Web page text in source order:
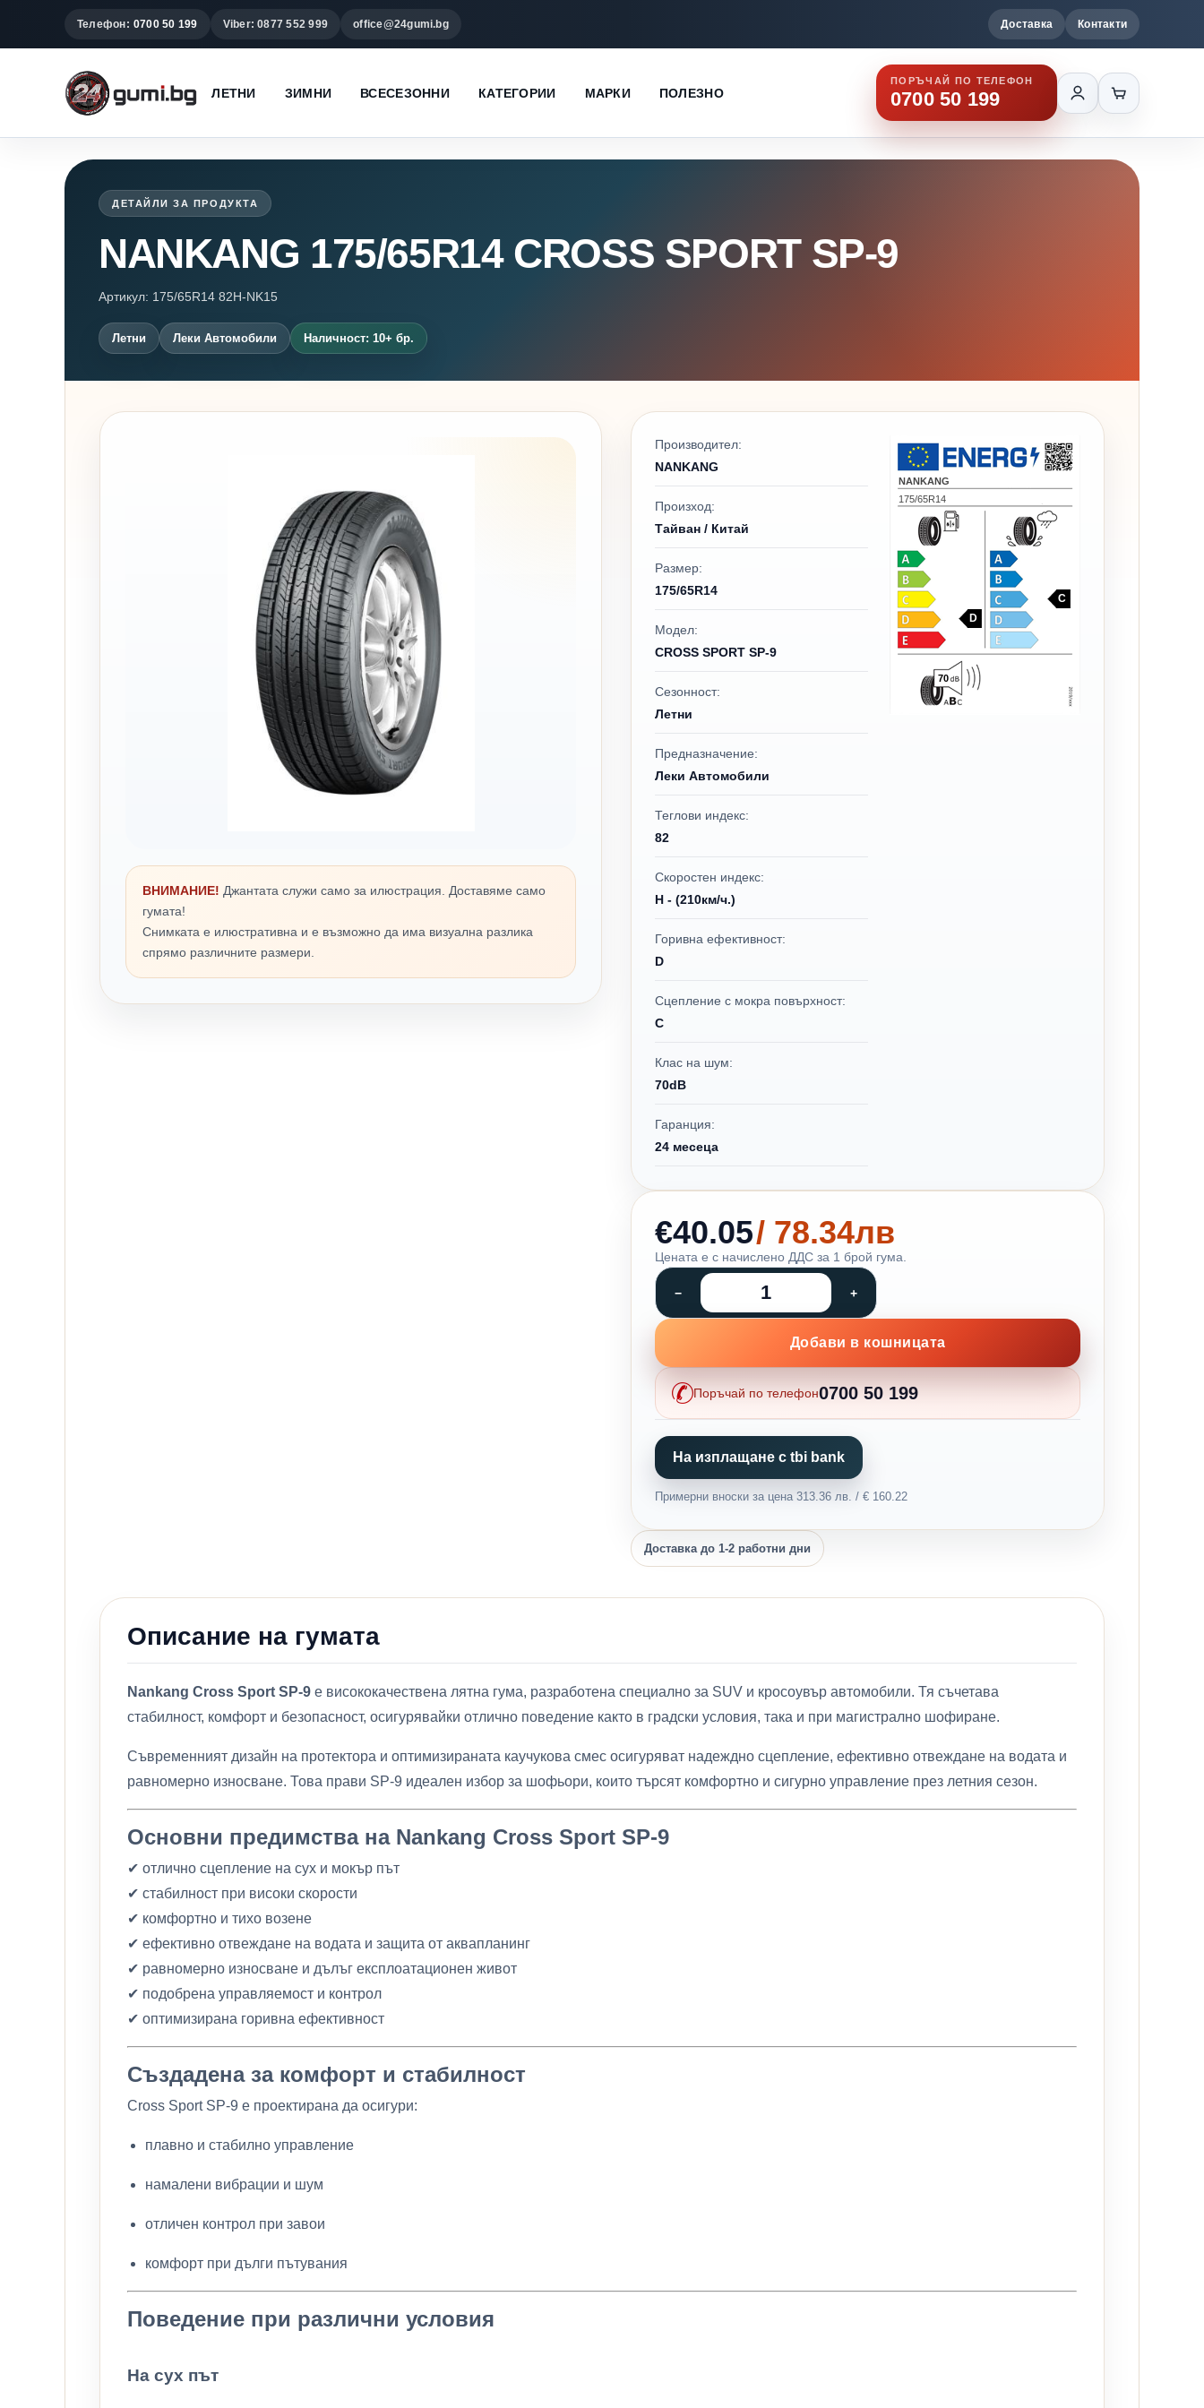
Телефон: 0700 50 199 Viber: 0877 552 999 office@24gumi.bg Доставка Контакти
ЛЕТНИ ЗИМНИ ВСЕСЕЗОННИ КАТЕГОРИИ МАРКИ ПОЛЕЗНО
ПОРЪЧАЙ ПО ТЕЛЕФОН
0700 50 199
ДЕТАЙЛИ ЗА ПРОДУКТА
NANKANG 175/65R14 CROSS SPORT SP-9
Артикул: 175/65R14 82H-NK15
Летни Леки Автомобили Наличност: 10+ бр.
ВНИМАНИЕ! Джантата служи само за илюстрация. Доставяме само
гумата!
Снимката е илюстративна и е възможно да има визуална разлика
спрямо различните размери.
Производител:
NANKANG
Произход:
Тайван / Китай
Размер:
175/65R14
Модел:
CROSS SPORT SP-9
Сезонност:
Летни
Предназначение:
Леки Автомобили
Теглови индекс:
82
Скоростен индекс:
H - (210км/ч.)
Горивна ефективност:
D
Сцепление с мокра повърхност:
C
Клас на шум:
70dB
Гаранция:
24 месеца
NANKANG
175/65R14
D
C
70
€40.05/ 78.34лв
Цената е с начислено ДДС за 1 брой гума.
Добави в кошницата
Поръчай по телефон0700 50 199
На изплащане с tbi bank
Примерни вноски за цена 313.36 лв. / € 160.22
Доставка до 1-2 работни дни
Описание на гумата
Nankang Cross Sport SP-9 е висококачествена лятна гума, разработена специално за SUV и кросоувър автомобили. Тя съчетава
стабилност, комфорт и безопасност, осигурявайки отлично поведение както в градски условия, така и при магистрално шофиране.
Съвременният дизайн на протектора и оптимизираната каучукова смес осигуряват надеждно сцепление, ефективно отвеждане на водата и
равномерно износване. Това прави SP-9 идеален избор за шофьори, които търсят комфортно и сигурно управление през летния сезон.
Основни предимства на Nankang Cross Sport SP-9
✔ отлично сцепление на сух и мокър път
✔ стабилност при високи скорости
✔ комфортно и тихо возене
✔ ефективно отвеждане на водата и защита от аквапланинг
✔ равномерно износване и дълъг експлоатационен живот
✔ подобрена управляемост и контрол
✔ оптимизирана горивна ефективност
Създадена за комфорт и стабилност
Cross Sport SP-9 е проектирана да осигури:
плавно и стабилно управление
намалени вибрации и шум
отличен контрол при завои
комфорт при дълги пътувания
Поведение при различни условия
На сух път